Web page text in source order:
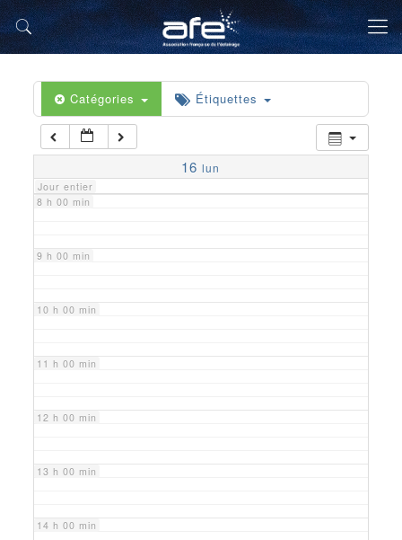
Catégories Étiquettes
16 lun
Jour entier
5 h 00 min
6 h 00 min
7 h 00 min
8 h 00 min
9 h 00 min
10 h 00 min
11 h 00 min
12 h 00 min
13 h 00 min
14 h 00 min